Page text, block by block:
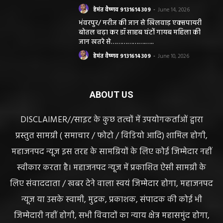
हेमंत वैष्णव 9131614309 - June 14, 2026
भंवरपुर/ मरीज की जान से खिलवाड़ एक्सपायरी
बोतल चढ़ा कर डॉ साहब घंटों गायब महिला की
जान खतरे से……………….…..
हेमंत वैष्णव 9131614309 - June 10, 2026
ABOUT US
DISCLAIMER//साइट के कुछ तत्वों में उपयोगकर्ताओं द्वारा
प्रस्तुत सामग्री ( समाचार / फोटो / विडियो आदि) शामिल होगी,
महाजनपद न्यूज इस तरह के सामग्रियों के लिए कोई जिम्मेदार नहीं
स्वीकार करता है। महाजनपद न्यूज में प्रकाशित ऐसी सामग्री के
लिए संवाददाता / खबर देने वाला स्वयं जिम्मेदार होगा, महाजनपद
न्यूज या उसके स्वामी, मुद्रक, प्रकाशक, संपादक की कोई भी
जिम्मेदारी नहीं होगी, सभी विवादों का न्याय क्षेत्र महासमुंद होगा,